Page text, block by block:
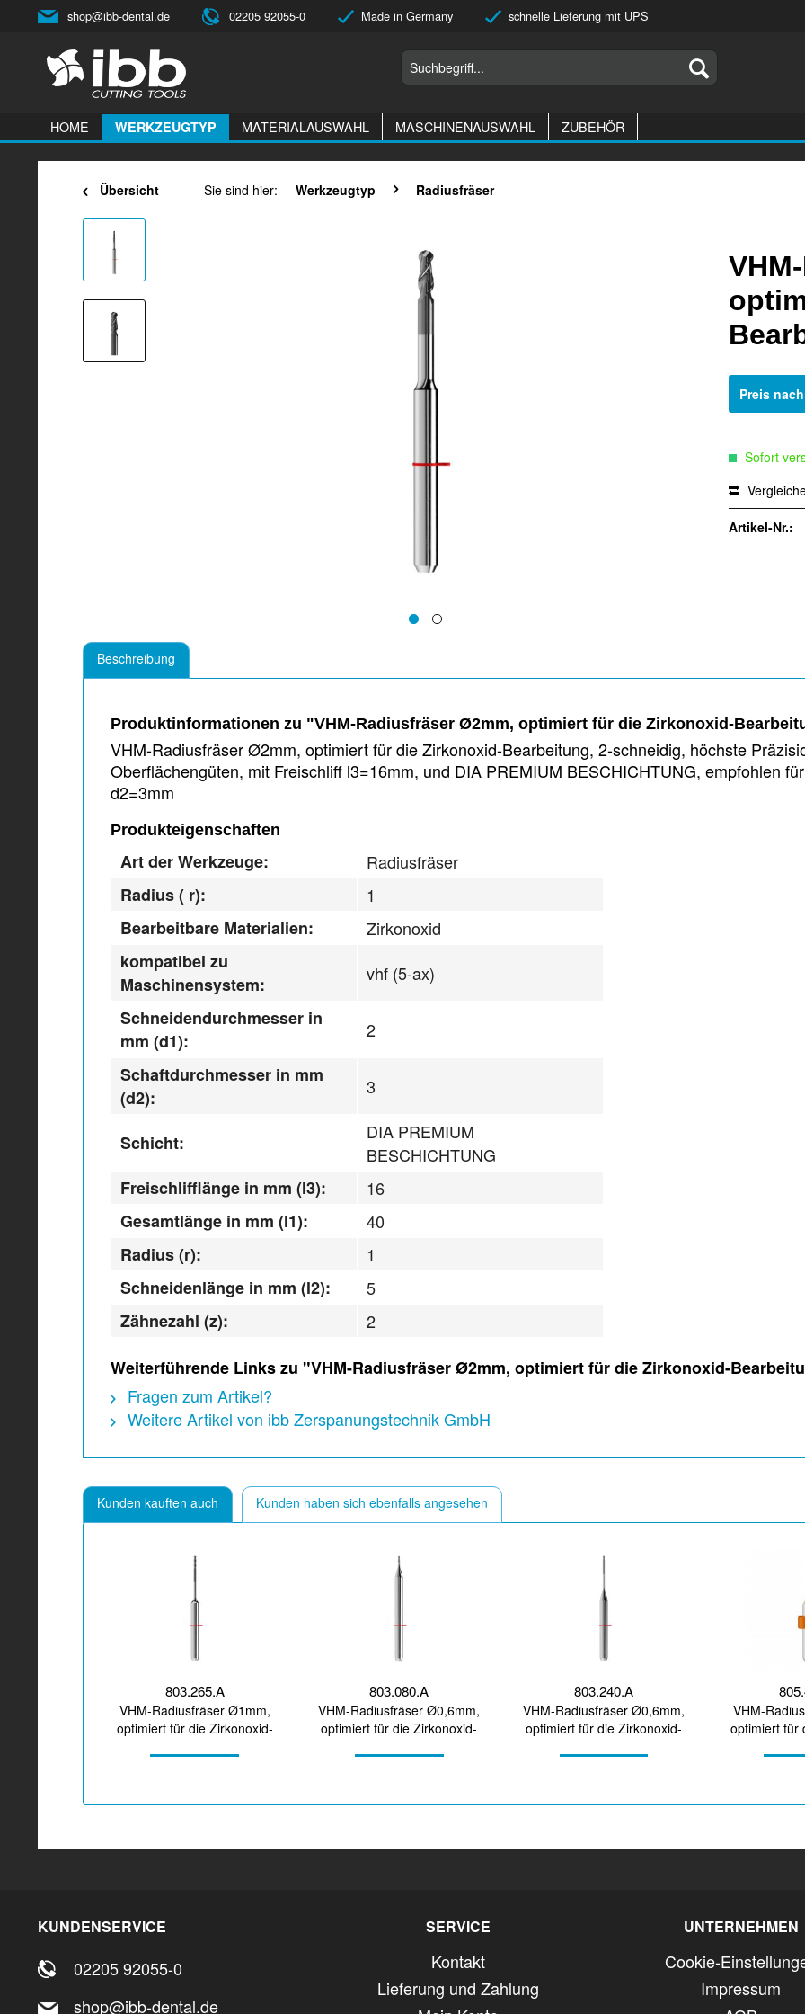
shop@ibb-dental.de 02205 92055-0 Made in Germany schnelle Lieferung mit UPS
HOME WERKZEUGTYP MATERIALAUSWAHL MASCHINENAUSWAHL ZUBEHÖR
Übersicht Sie sind hier: Werkzeugtyp Radiusfräser
Preis
Sofort
Artikel-Nr.:
Beschreibung
Produktinformationen zu "VHM-Radiusfräser Ø2mm, optimiert für die Zirkonoxid-
VHM-Radiusfräser Ø2mm, optimiert für die Zirkonoxid-Bearbeitung, 2-schneidig, höchste
Oberflächengüten, mit Freischliff l3=16mm, und DIA PREMIUM BESCHICHTUNG, empfohlen
d2=3mm
Produkteigenschaften
Art der Werkzeuge:
Radiusfräser
Radius ( r):
1
Bearbeitbare Materialien:
Zirkonoxid
kompatibel zu
Maschinensystem:
vhf (5-ax)
Schneidendurchmesser in
mm (d1):
2
Schaftdurchmesser in mm
(d2):
3
Schicht:
DIA PREMIUM
BESCHICHTUNG
Freischlifflänge in mm (l3):
16
Gesamtlänge in mm (l1):
40
Radius (r):
1
Schneidenlänge in mm (l2):
5
Zähnezahl (z):
2
Weiterführende Links zu "VHM-Radiusfräser Ø2mm, optimiert für die Zirkonoxid-
Fragen zum Artikel?
Weitere Artikel von ibb Zerspanungstechnik GmbH
Kunden kauften auch Kunden haben sich ebenfalls angesehen
803.265.A
VHM-Radiusfräser Ø1mm,
optimiert für die Zirkonoxid-
803.080.A
VHM-Radiusfräser Ø0,6mm,
optimiert für die Zirkonoxid-
803.240.A
VHM-Radiusfräser Ø0,6mm,
optimiert für die Zirkonoxid-
VHM-
optimiert für
KUNDENSERVICE
02205 92055-0
shop@ibb-dental.de
SERVICE
Kontakt
Lieferung und Zahlung
UNTERNEHMEN
Cookie-
Impressum